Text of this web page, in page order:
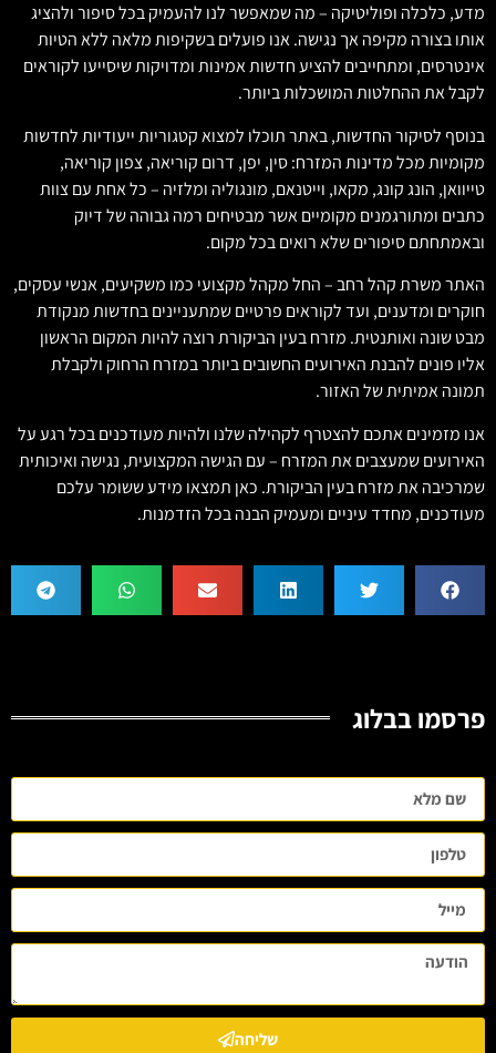
מדע, כלכלה ופוליטיקה – מה שמאפשר לנו להעמיק בכל סיפור ולהציג
אותו בצורה מקיפה אך נגישה. אנו פועלים בשקיפות מלאה ללא הטיות
אינטרסים, ומתחייבים להציע חדשות אמינות ומדויקות שיסייעו לקוראים
לקבל את ההחלטות המושכלות ביותר.
בנוסף לסיקור החדשות, באתר תוכלו למצוא קטגוריות ייעודיות לחדשות
מקומיות מכל מדינות המזרח: סין, יפן, דרום קוריאה, צפון קוריאה,
טייוואן, הונג קונג, מקאו, וייטנאם, מונגוליה ומלזיה – כל אחת עם צוות
כתבים ומתורגמנים מקומיים אשר מבטיחים רמה גבוהה של דיוק
ובאמתחתם סיפורים שלא רואים בכל מקום.
האתר משרת קהל רחב – החל מקהל מקצועי כמו משקיעים, אנשי עסקים,
חוקרים ומדענים, ועד לקוראים פרטיים שמתעניינים בחדשות מנקודת
מבט שונה ואותנטית. מזרח בעין הביקורת רוצה להיות המקום הראשון
אליו פונים להבנת האירועים החשובים ביותר במזרח הרחוק ולקבלת
תמונה אמיתית של האזור.
אנו מזמינים אתכם להצטרף לקהילה שלנו ולהיות מעודכנים בכל רגע על
האירועים שמעצבים את המזרח – עם הגישה המקצועית, נגישה ואיכותית
שמרכיבה את מזרח בעין הביקורת. כאן תמצאו מידע ששומר עלכם
מעודכנים, מחדד עיניים ומעמיק הבנה בכל הזדמנות.
פרסמו בבלוג
שליחה